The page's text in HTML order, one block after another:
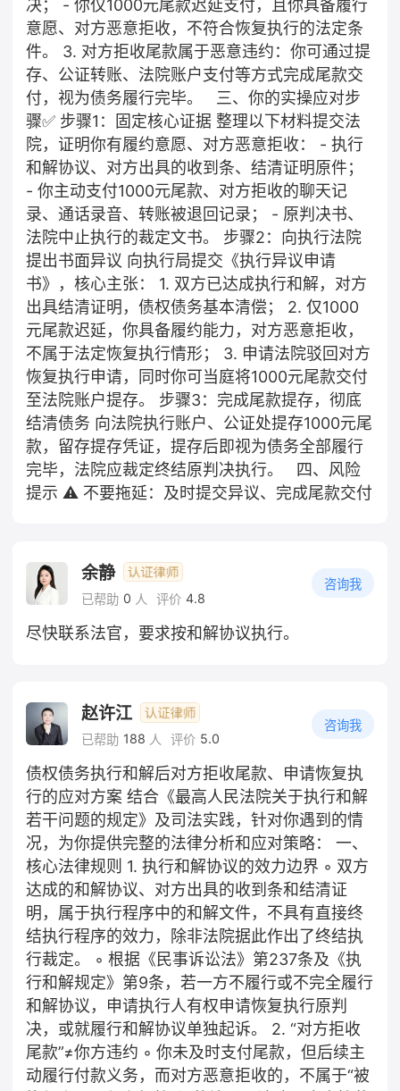
决； - 你仅1000元尾款迟延支付，且你具备履行
意愿、对方恶意拒收，不符合恢复执行的法定条
件。 3. 对方拒收尾款属于恶意违约：你可通过提
存、公证转账、法院账户支付等方式完成尾款交
付，视为债务履行完毕。 三、你的实操应对步
骤✅ 步骤1：固定核心证据 整理以下材料提交法
院，证明你有履约意愿、对方恶意拒收： - 执行
和解协议、对方出具的收到条、结清证明原件；
- 你主动支付1000元尾款、对方拒收的聊天记
录、通话录音、转账被退回记录； - 原判决书、
法院中止执行的裁定文书。 步骤2：向执行法院
提出书面异议 向执行局提交《执行异议申请
书》，核心主张： 1. 双方已达成执行和解，对方
出具结清证明，债权债务基本清偿； 2. 仅1000
元尾款迟延，你具备履约能力，对方恶意拒收，
不属于法定恢复执行情形； 3. 申请法院驳回对方
恢复执行申请，同时你可当庭将1000元尾款交付
至法院账户提存。 步骤3：完成尾款提存，彻底
结清债务 向法院执行账户、公证处提存1000元尾
款，留存提存凭证，提存后即视为债务全部履行
完毕，法院应裁定终结原判决执行。 四、风险
提示 ⚠️ 不要拖延：及时提交异议、完成尾款交付
余静
已帮助 0 人 评价 4.8
咨询我
尽快联系法官，要求按和解协议执行。
赵许江
已帮助 188 人 评价 5.0
咨询我
债权债务执行和解后对方拒收尾款、申请恢复执
行的应对方案 结合《最高人民法院关于执行和解
若干问题的规定》及司法实践，针对你遇到的情
况，为你提供完整的法律分析和应对策略： 一、
核心法律规则 1. 执行和解协议的效力边界 ◦ 双方
达成的和解协议、对方出具的收到条和结清证
明，属于执行程序中的和解文件，不具有直接终
结执行程序的效力，除非法院据此作出了终结执
行裁定。 ◦ 根据《民事诉讼法》第237条及《执
行和解规定》第9条，若一方不履行或不完全履行
和解协议，申请执行人有权申请恢复执行原判
决，或就履行和解协议单独起诉。 2. “对方拒收
尾款”≠你方违约 ◦ 你未及时支付尾款，但后续主
动履行付款义务，而对方恶意拒收的，不属于“被